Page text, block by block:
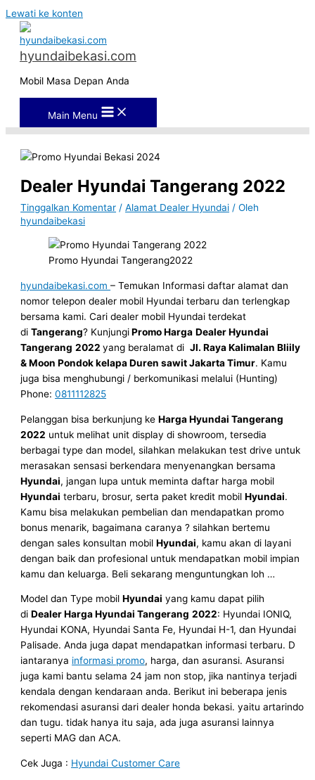
Lewati ke konten
hyundaibekasi.com
Mobil Masa Depan Anda
Main Menu
Dealer Hyundai Tangerang 2022
Tinggalkan Komentar /Alamat Dealer Hyundai / Oleh
hyundaibekasi
Promo Hyundai Tangerang2022
hyundaibekasi.com– Temukan Informasi daftar alamat dan
nomor telepon dealer mobil Hyundai terbaru dan terlengkap
bersama kami. Cari dealer mobil Hyundai terdekat
diTangerang? KunjungiPromo Harga Dealer Hyundai
Tangerang 2022yang beralamat diJl. Raya Kalimalan Bliily
& Moon Pondok kelapa Duren sawit Jakarta Timur. Kamu
juga bisa menghubungi / berkomunikasi melalui (Hunting)
Phone:0811112825
Pelanggan bisa berkunjung keHargaHyundaiTangerang
2022 untuk melihat unit display di showroom, tersedia
berbagai type dan model, silahkan melakukan test drive untuk
merasakan sensasi berkendara menyenangkan bersama
Hyundai, jangan lupa untuk meminta daftar harga mobil
Hyundai terbaru, brosur, serta paket kredit mobilHyundai.
Kamu bisa melakukan pembelian dan mendapatkan promo
bonus menarik, bagaimana caranya ? silahkan bertemu
dengan sales konsultan mobilHyundai, kamu akan di layani
dengan baik dan profesional untuk mendapatkan mobil impian
kamu dan keluarga. Beli sekarang menguntungkan loh …
Model dan Type mobilHyundai yang kamu dapat pilih
diDealerHargaHyundai Tangerang 2022: Hyundai IONIQ,
Hyundai KONA, Hyundai Santa Fe, Hyundai H-1, dan Hyundai
Palisade. Anda juga dapat mendapatkan informasi terbaru. D
iantaranya informasi promo, harga, dan asuransi. Asuransi
juga kami bantu selama 24 jam non stop, jika nantinya terjadi
kendala dengan kendaraan anda. Berikut ini beberapa jenis
rekomendasi asuransi dari dealer honda bekasi. yaitu artarindo
dan tugu. tidak hanya itu saja, ada juga asuransi lainnya
seperti MAG dan ACA.
Cek Juga : Hyundai Customer Care